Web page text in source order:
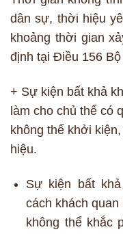
dân sự, thời hiệu
khoảng thời gian
định tại Điều 156
+ Sự kiện bất khả
làm cho chủ thể có
không thể khởi
hiệu.
Sự kiện bất
cách khách
không thể khắc